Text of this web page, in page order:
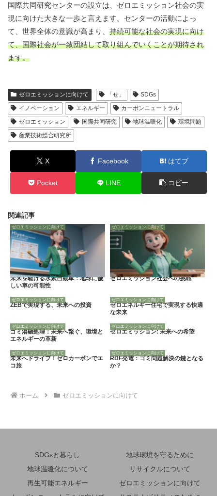
国際共同研究センターの設立は、ゼロエミッション社会の実
現に向けた大きな一歩と言えます。センターの活動によっ
て、世界全体の意識が高まり、 持続可能な社会の実現に向け
て、国際社会が一致団結して取り組んでいくことが期待され
ます。
ゼロエミッションに向けて 「せ」
SDGs
イノベーション
エネルギー
カーボンニュートラル
ゼロエミッション
国際共同研究 地球温暖化
環境問題
産業技術総合研究所
X Facebook はてブ
Pocket LINE コピー
関連記事
ゼロエミッションに向けて
未来を駆ける水素自動車：地球に優
しい車の可能性
ゼロエミッションに向けて
ゼロエミッション社会への挑戦
ゼロエミッションに向けて
ZEBで実現する、未来への投資
ゼロエミッションに向けて
ゼロエネルギー住宅で実現する快適
な未来
ゼロエミッションに向けて
ゴミ溶融処理：未来へ繋ぐ、環境と
エネルギーの革新
ゼロエミッションに向けて
ゼロエミッション: 未来への希望
ゼロエミッションに向けて
未来へドライブ！ゼロカーボンでエ
コ旅
ゼロエミッションに向けて
RDF発電：ゴミ問題解決の鍵となる
か？
ホーム ゼロエミッションに向けて
SDGsと暮らし
地球環境を守るために
地球温暖化について
リサイクルについて
再生可能エネルギー
ゼロエミッションに向けて